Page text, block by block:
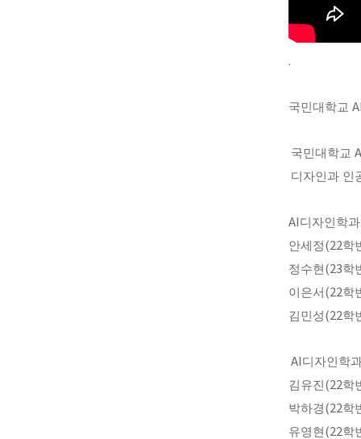
.
국민대학교
국민대학교
디자인과 인
AI 디자인학
안세정(22학
정수현 (23학
이은서 (22학
김민성(22학
AI 디자인학
김유진 (22학
박하경(22학
유영현 (22학